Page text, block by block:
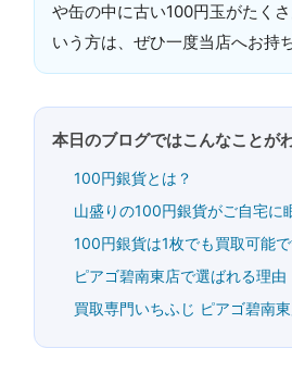
や缶の中に古い100円玉がたく
いう方は、ぜひ一度当店へお持
本日のブログではこんなことが
100円銀貨とは？
山盛りの100円銀貨がご自宅に
100円銀貨は1枚でも買取可能
ピアゴ碧南東店で選ばれる理由
買取専門いちふじ ピアゴ碧南